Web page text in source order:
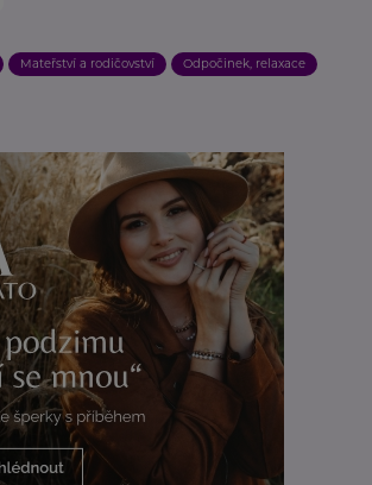
Mateřství a rodičovství Odpočinek, relaxace